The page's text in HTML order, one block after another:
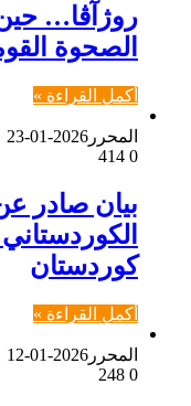
روژآڤا…
الصحوة
أكمل القراءة »
المحرر 2026-01-23
0
بيان صادر
كوردستان
أكمل القراءة »
المحرر 2026-01-12
0